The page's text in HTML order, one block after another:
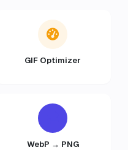
GIF Optimizer
WebP → PNG